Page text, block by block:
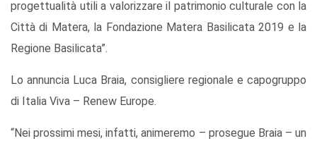
progettualità utili a valorizzare il patrimonio culturale con la
Città di Matera, la Fondazione Matera Basilicata 2019 e la
Regione Basilicata”.
Lo annuncia Luca Braia, consigliere regionale e capogruppo
di Italia Viva – Renew Europe.
“Nei prossimi mesi, infatti, animeremo – prosegue Braia – un